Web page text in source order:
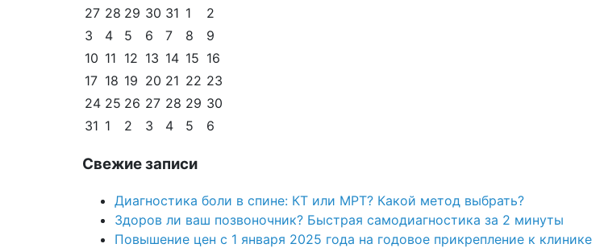
27 28 29 30 31 1
2
3
4 5 6 7 8
9
10 11 12 13 14 15 16
17 18 19 20 21 22 23
24 25 26 27 28 29 30
31 1 2 3 4 5 6
Свежие записи
Диагностика боли в спине: КТ или МРТ? Какой метод выбрать?
Здоров ли ваш позвоночник? Быстрая самодиагностика за 2 минуты
Повышение цен с 1 января 2025 года на годовое прикрепление к клинике